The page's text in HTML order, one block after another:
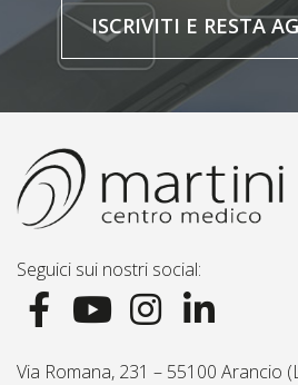
ISCRIVITI E RESTA
Seguici sui nostri social:
Via Romana, 231 – 55100 Arancio